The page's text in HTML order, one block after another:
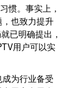
惯。事实上，
也致力提升
已明确提出，
用户可以实
为行业备受